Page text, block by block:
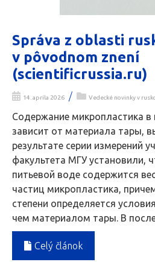
Správa z oblasti
v pôvodnom znení
(scientificrussia.ru)
14. apríla 2026 / Vedecké novinky v
Содержание микропластика в
зависит от материала тары,
результате серии измерений
факультета МГУ установили,
питьевой воде содержится
частиц микропластика,
степени определяется
чем материалом тары. В
Celý článok